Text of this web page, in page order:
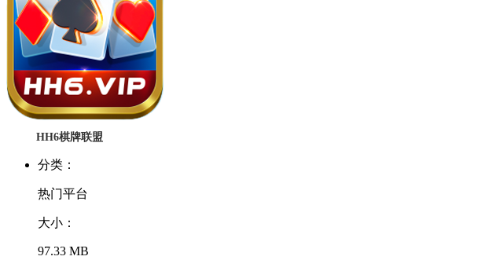
HH6棋牌联盟
分类：
热门平台
大小：
97.33 MB